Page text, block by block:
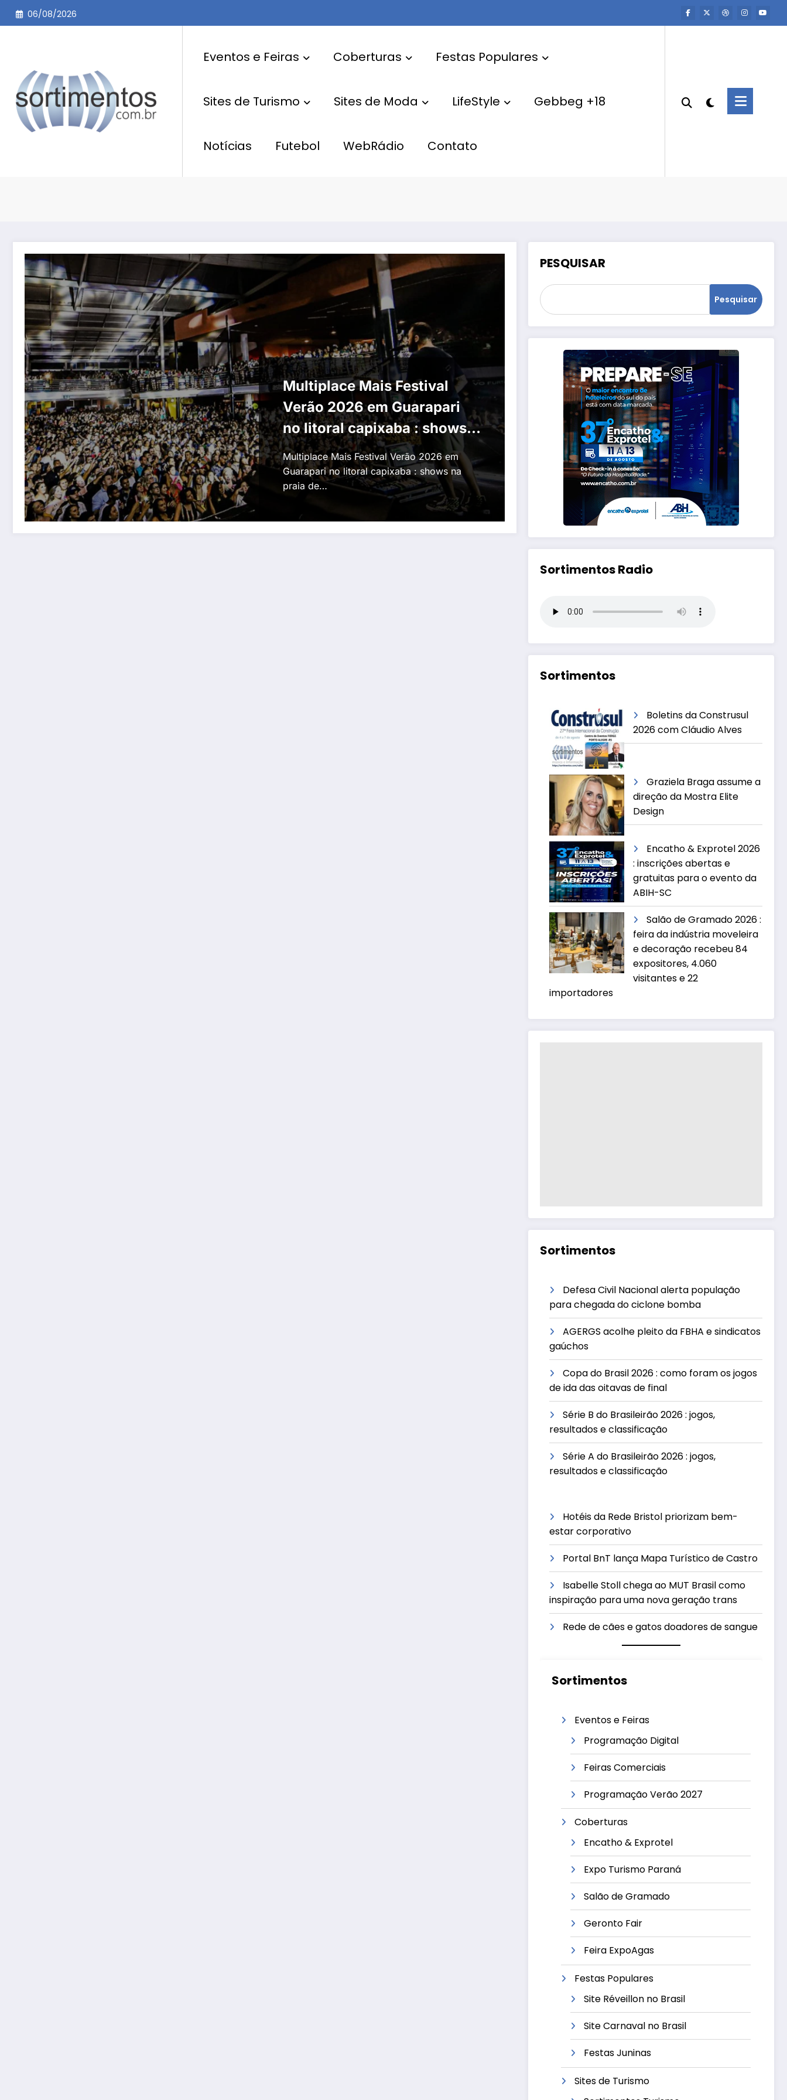
Pular
para
06/08/2026
Eventos e Feiras Coberturas Festas Populares
Sites de Turismo Sites de Moda LifeStyle Gebbeg +18
Notícias Futebol WebRádio Contato
Multiplace Mais Festival
Verão 2026 em Guarapari
no litoral capixaba : shows
na praia de Meaípe
Multiplace Mais Festival Verão 2026 em
Guarapari no litoral capixaba : shows na
praia de…
PESQUISAR
Pesquisar
Sortimentos Radio
Sortimentos
Boletins da Construsul
2026 com Cláudio Alves
Graziela Braga assume a
direção da Mostra Elite
Design
Encatho & Exprotel 2026
: inscrições abertas e
gratuitas para o evento da
ABIH-SC
Salão de Gramado 2026 :
feira da indústria moveleira
e decoração recebeu 84
expositores, 4.060
visitantes e 22
importadores
Sortimentos
Defesa Civil Nacional alerta população
para chegada do ciclone bomba
AGERGS acolhe pleito da FBHA e sindicatos
gaúchos
Copa do Brasil 2026 : como foram os jogos
de ida das oitavas de final
Série B do Brasileirão 2026 : jogos,
resultados e classificação
Série A do Brasileirão 2026 : jogos,
resultados e classificação
Hotéis da Rede Bristol priorizam bem-
estar corporativo
Portal BnT lança Mapa Turístico de Castro
Isabelle Stoll chega ao MUT Brasil como
inspiração para uma nova geração trans
Rede de cães e gatos doadores de sangue
Sortimentos
Eventos e Feiras
Programação Digital
Feiras Comerciais
Programação Verão 2027
Coberturas
Encatho & Exprotel
Expo Turismo Paraná
Salão de Gramado
Geronto Fair
Feira ExpoAgas
Festas Populares
Site Réveillon no Brasil
Site Carnaval no Brasil
Festas Juninas
Sites de Turismo